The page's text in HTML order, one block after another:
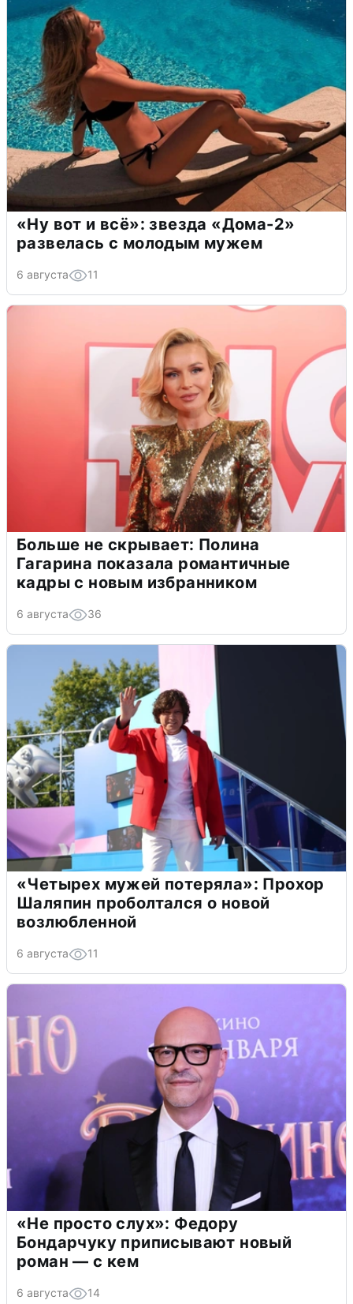
«Ну вот и всё»: звезда «Дома-2»
развелась с молодым мужем
6 августа 11
Больше не скрывает: Полина
Гагарина показала романтичные
кадры с новым избранником
6 августа 36
«Четырех мужей потеряла»: Прохор
Шаляпин проболтался о новой
возлюбленной
6 августа 11
«Не просто слух»: Федору
Бондарчуку приписывают новый
роман — с кем
6 августа 14